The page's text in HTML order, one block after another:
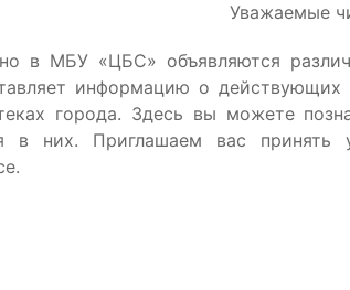
Уважаемые
в МБУ «ЦБС» объявляются
информацию о действующих
города. Здесь вы можете
в них. Приглашаем вас